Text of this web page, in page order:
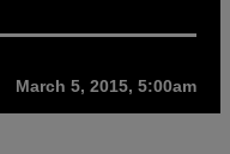
March 5, 2015, 5:00am